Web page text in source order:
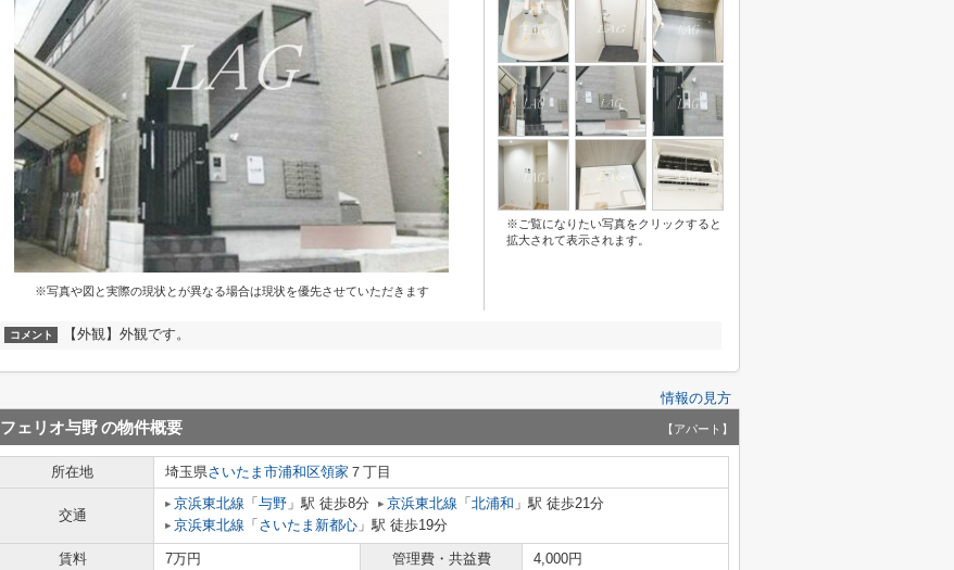
※写真や図と実際の現状とが異なる場合は現状を優先させていただきます
※ご覧になりたい写真をクリックすると
拡大されて表示されます。
コメント 【外観】外観です。
情報の見方
フェリオ与野の物件概要 【アパート】
所在地 埼玉県さいたま市浦和区領家 ７丁目
交通
京浜東北線 「 与野 」駅 徒歩8分 京浜東北線 「 北浦和 」駅 徒歩21分
京浜東北線 「 さいたま新都心 」駅 徒歩19分
賃料 7万円 管理費・共益費
4,000円